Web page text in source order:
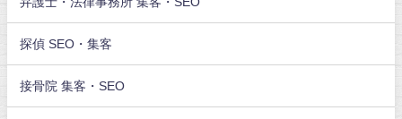
探偵 SEO・集客
接骨院 集客・SEO